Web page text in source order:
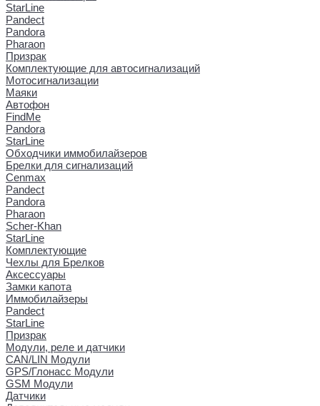
StarLine
Pandect
Pandora
Pharaon
Призрак
Комплектующие для автосигнализаций
Мотосигнализации
Маяки
Автофон
FindMe
Pandora
StarLine
Обходчики иммобилайзеров
Брелки для сигнализаций
Cenmax
Pandect
Pandora
Pharaon
Scher-Khan
StarLine
Комплектующие
Чехлы для Брелков
Аксессуары
Замки капота
Иммобилайзеры
Pandect
StarLine
Призрак
Модули, реле и датчики
CAN/LIN Модули
GPS/Глонасс Модули
GSM Модули
Датчики